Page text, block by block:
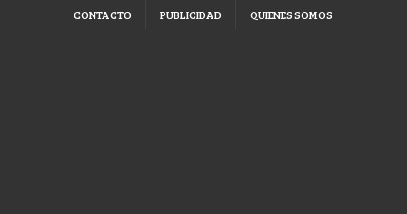
CONTACTO PUBLICIDAD QUIENES SOMOS